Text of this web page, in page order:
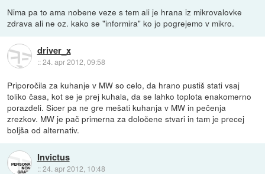
Nima pa to ama nobene veze s tem ali je hrana iz mikrovalovke
zdrava ali ne oz. kako se "informira" ko jo pogrejemo v mikro.
driver_x
::24. apr 2012, 09:58
Priporočila za kuhanje v MW so celo, da hrano pustiš stati vsaj
toliko časa, kot se je prej kuhala, da se lahko toplota enakomerno
porazdeli. Sicer pa ne gre mešati kuhanja v MW in pečenja
zrezkov. MW je pač primerna za določene stvari in tam je precej
boljša od alternativ.
Invictus
::24. apr 2012, 10:48